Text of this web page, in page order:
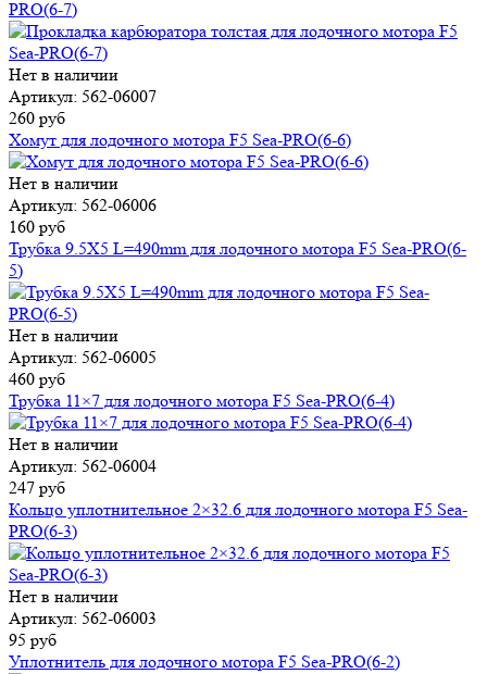
PRO(6-7)
Нет в наличии
Артикул: 562-06007
260 руб
Хомут для лодочного мотора F5 Sea-PRO(6-6)
Нет в наличии
Артикул: 562-06006
160 руб
Трубка 9.5X5 L=490mm для лодочного мотора F5 Sea-PRO(6-
5)
Нет в наличии
Артикул: 562-06005
460 руб
Трубка 11×7 для лодочного мотора F5 Sea-PRO(6-4)
Нет в наличии
Артикул: 562-06004
247 руб
Кольцо уплотнительное 2×32.6 для лодочного мотора F5 Sea-
PRO(6-3)
Нет в наличии
Артикул: 562-06003
95 руб
Уплотнитель для лодочного мотора F5 Sea-PRO(6-2)